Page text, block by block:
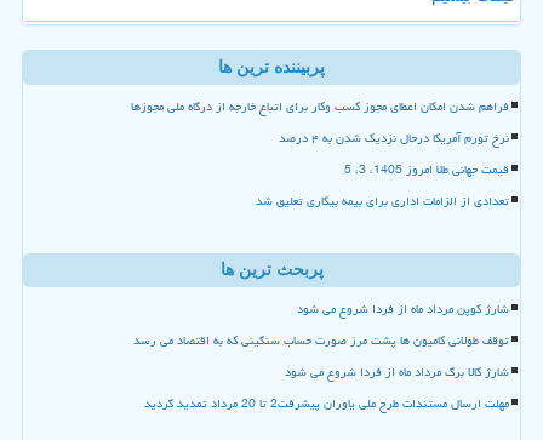
پربیننده ترین ها
فراهم شدن امکان اعطای مجوز کسب وکار برای اتباع خارجه از درگاه ملی مجوزها
نرخ تورم آمریکا درحال نزدیک شدن به ۴ درصد
قیمت جهانی طلا امروز 1405، 3، 5
تعدادی از الزامات اداری برای بیمه بیکاری تعلیق شد
پربحث ترین ها
شارژ کوپن مرداد ماه از فردا شروع می شود
توقف طولانی کامیون ها پشت مرز صورت حساب سنگینی که به اقتصاد می رسد
شارژ کالا برگ مرداد ماه از فردا شروع می شود
مهلت ارسال مستندات طرح ملی یاوران پیشرفت2 تا 20 مرداد تمدید گردید